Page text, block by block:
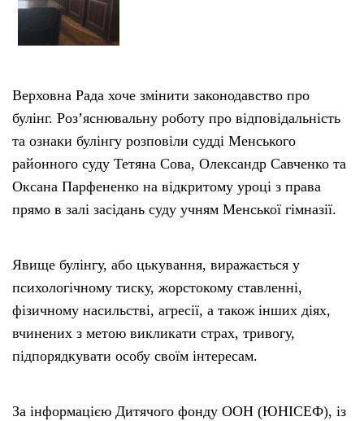
Верховна Рада хоче змінити законодавство про
булінг. Роз’яснювальну роботу про відповідальність
та ознаки булінгу розповіли судді Менського
районного суду Тетяна Сова, Олександр Савченко та
Оксана Парфененко на відкритому уроці з права
прямо в залі засідань суду учням Менської гімназії.
Явище булінгу, або цькування, виражається у
психологічному тиску, жорстокому ставленні,
фізичному насильстві, агресії, а також інших діях,
вчинених з метою викликати страх, тривогу,
підпорядкувати особу своїм інтересам.
За інформацією Дитячого фонду ООН (ЮНІСЕФ), із